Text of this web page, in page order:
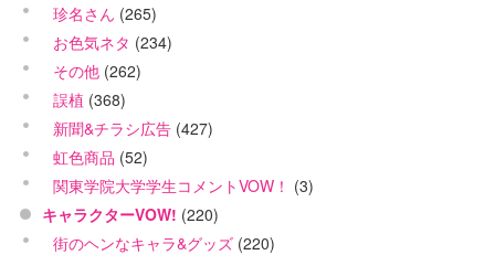
珍名さん (265)
お色気ネタ (234)
その他 (262)
誤植 (368)
新聞&チラシ広告 (427)
虹色商品 (52)
関東学院大学学生コメントVOW！ (3)
キャラクターVOW! (220)
街のヘンなキャラ&グッズ (220)